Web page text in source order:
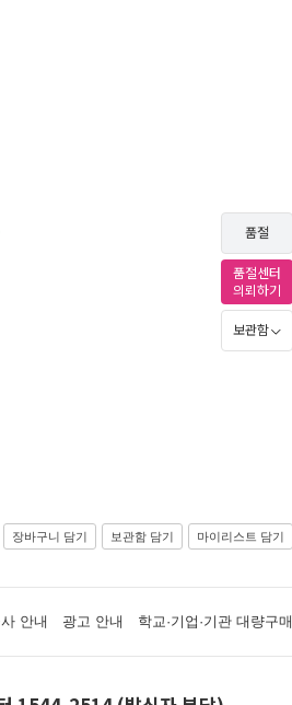
품절
품절센터
의뢰하기
보관함
장바구니 담기 보관함 담기 마이리스트 담기
안내 광고 안내 학교·기업·기관 대량구매